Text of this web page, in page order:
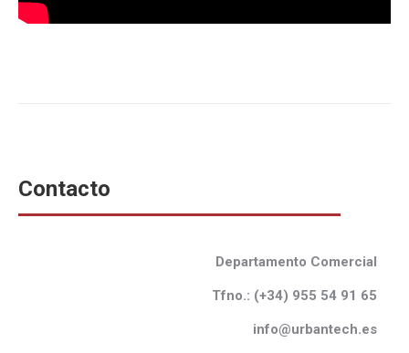
Contacto
Departamento Comercial
Tfno.: (+34) 955 54 91 65
info@urbantech.es